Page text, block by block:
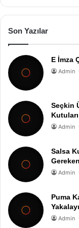
Son Yazılar
E İmza
Admin
Seçkin
Kutuları
Admin
Salsa
Admin
Puma
Admin